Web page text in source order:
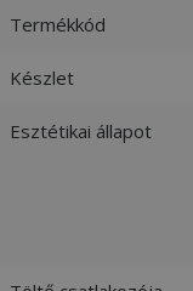
Termékkód
Készlet
Esztétikai állapot